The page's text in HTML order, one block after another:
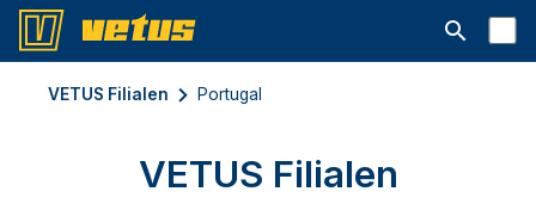
Suchleiste
VETUS Filialen Portugal
VETUS Filialen